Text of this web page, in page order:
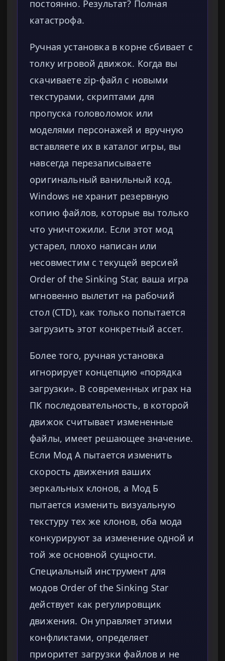
постоянно. Результат? Полная
катастрофа.
Ручная установка в корне сбивает с
толку игровой движок. Когда вы
скачиваете zip-файл с новыми
текстурами, скриптами для
пропуска головоломок или
моделями персонажей и вручную
вставляете их в каталог игры, вы
навсегда перезаписываете
оригинальный ванильный код.
Windows не хранит резервную
копию файлов, которые вы только
что уничтожили. Если этот мод
устарел, плохо написан или
несовместим с текущей версией
Order of the Sinking Star, ваша игра
мгновенно вылетит на рабочий
стол (CTD), как только попытается
загрузить этот конкретный ассет.
Более того, ручная установка
игнорирует концепцию «порядка
загрузки». В современных играх на
ПК последовательность, в которой
движок считывает измененные
файлы, имеет решающее значение.
Если Мод А пытается изменить
скорость движения ваших
зеркальных клонов, а Мод Б
пытается изменить визуальную
текстуру тех же клонов, оба мода
конкурируют за изменение одной и
той же основной сущности.
Специальный инструмент для
модов Order of the Sinking Star
действует как регулировщик
движения. Он управляет этими
конфликтами, определяет
приоритет загрузки файлов и не